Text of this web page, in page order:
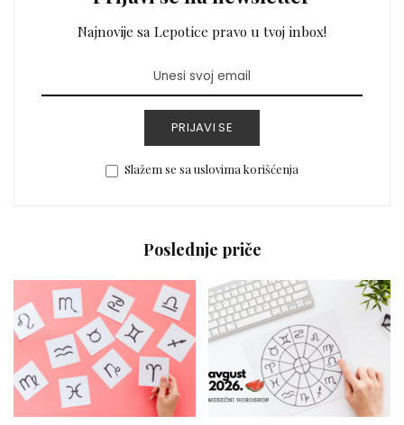
Najnovije sa Lepotice pravo u tvoj inbox!
PRIJAVI SE
Slažem se sa uslovima korišćenja
Poslednje priče